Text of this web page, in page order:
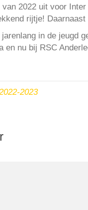
2022 uit voor
rijtje!
in de jeugd
en nu bij RSC
2023